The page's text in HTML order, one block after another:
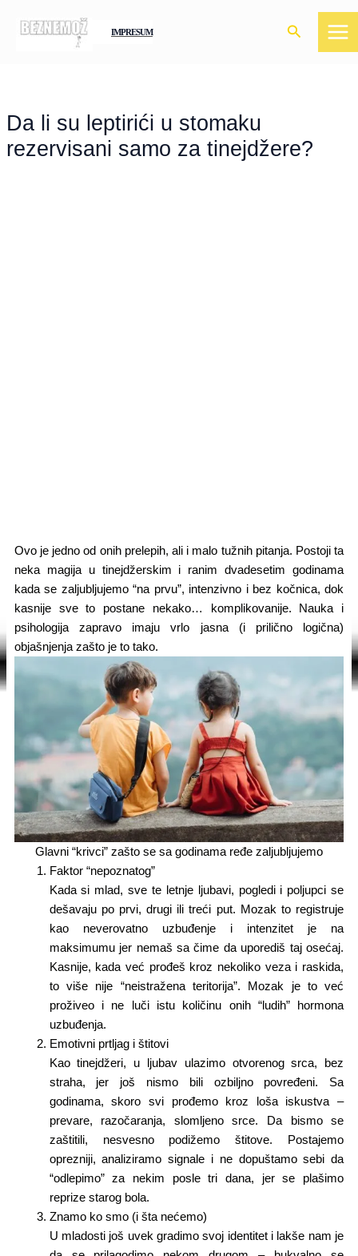
IMPRESUM Search
Da li su leptirići u stomaku
rezervisani samo za tinejdžere?
Ovo je jedno od onih prelepih, ali i malo tužnih pitanja. Postoji ta
neka magija u tinejdžerskim i ranim dvadesetim godinama
kada se zaljubljujemo “na prvu”, intenzivno i bez kočnica, dok
kasnije sve to postane nekako… komplikovanije. Nauka i
psihologija zapravo imaju vrlo jasna (i prilično logična)
objašnjenja zašto je to tako.
Glavni “krivci” zašto se sa godinama ređe zaljubljujemo
Faktor “nepoznatog”
Kada si mlad, sve te letnje ljubavi, pogledi i poljupci se
dešavaju po prvi, drugi ili treći put. Mozak to registruje
kao neverovatno uzbuđenje i intenzitet je na
maksimumu jer nemaš sa čime da uporediš taj osećaj.
Kasnije, kada već prođeš kroz nekoliko veza i raskida,
to više nije “neistražena teritorija”. Mozak je to već
proživeo i ne luči istu količinu onih “ludih” hormona
uzbuđenja.
Emotivni prtljag i štitovi
Kao tinejdžeri, u ljubav ulazimo otvorenog srca, bez
straha, jer još nismo bili ozbiljno povređeni. Sa
godinama, skoro svi prođemo kroz loša iskustva –
prevare, razočaranja, slomljeno srce. Da bismo se
zaštitili, nesvesno podižemo štitove. Postajemo
oprezniji, analiziramo signale i ne dopuštamo sebi da
“odlepimo” za nekim posle tri dana, jer se plašimo
reprize starog bola.
Znamo ko smo (i šta nećemo)
U mladosti još uvek gradimo svoj identitet i lakše nam je